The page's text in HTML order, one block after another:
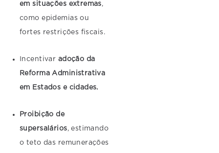
em situações extremas,
como epidemias ou
fortes restrições fiscais.
Incentivar adoção da
Reforma Administrativa
em Estados e cidades.
Proibição de
supersalários, estimando
o teto das remunerações